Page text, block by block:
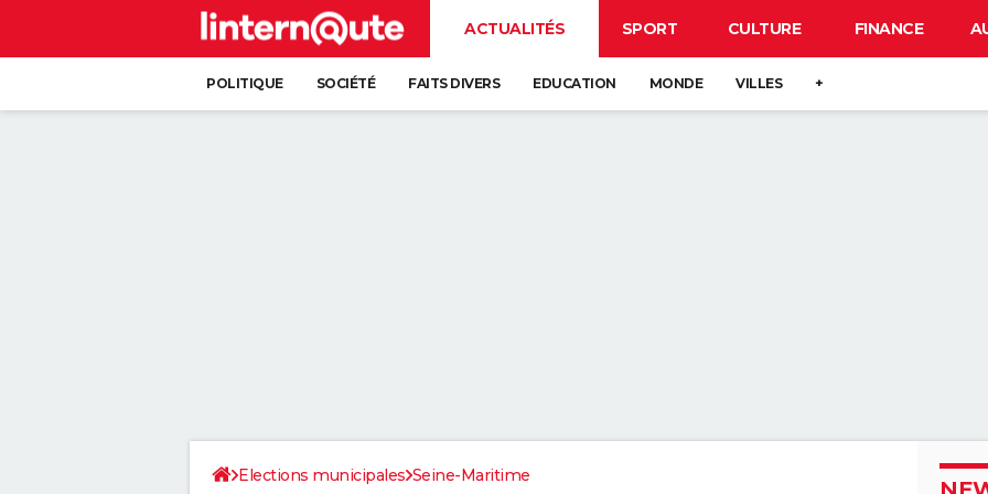
ACTUALITÉS SPORT CULTURE FINANCE
POLITIQUE SOCIÉTÉ FAITS DIVERS EDUCATION MONDE VILLES +
Elections municipales Seine-Maritime